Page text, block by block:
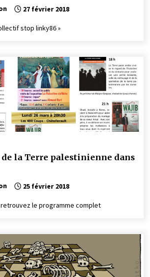
27 février 2018
stop linky86 »
de la Terre palestinienne dans
25 février 2018
retrouvez le programme complet